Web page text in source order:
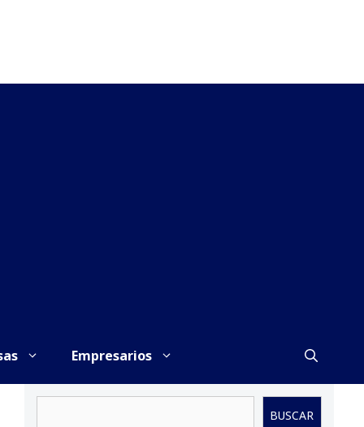
Empresarios
BUSCAR